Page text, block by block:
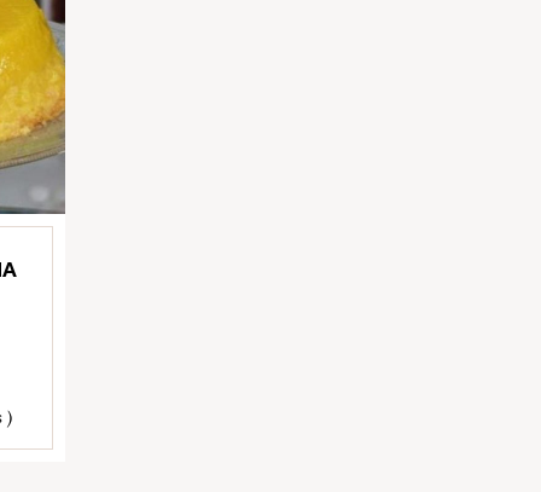
)